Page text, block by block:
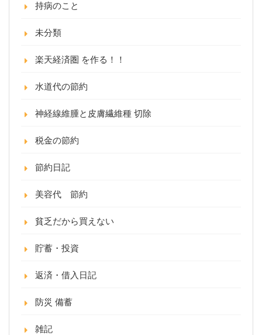
持病のこと
未分類
楽天経済圏 を作る！！
水道代の節約
神経線維腫と皮膚繊維種 切除
税金の節約
節約日記
美容代 節約
貧乏だから買えない
貯蓄・投資
返済・借入日記
防災 備蓄
雑記